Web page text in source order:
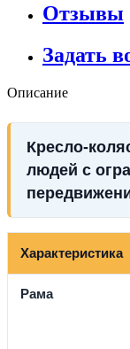
Отзывы
Задать
Описание
Кресло-
людей с
Характеристика
Рама